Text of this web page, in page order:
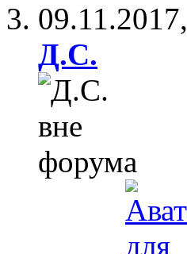
09.11.2017,
Д.С.